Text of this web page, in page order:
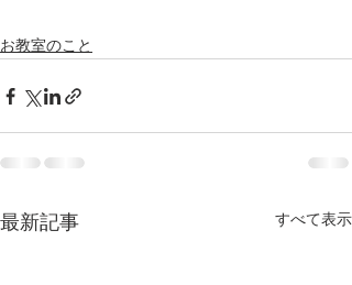
お教室のこと
最新記事 すべて表示